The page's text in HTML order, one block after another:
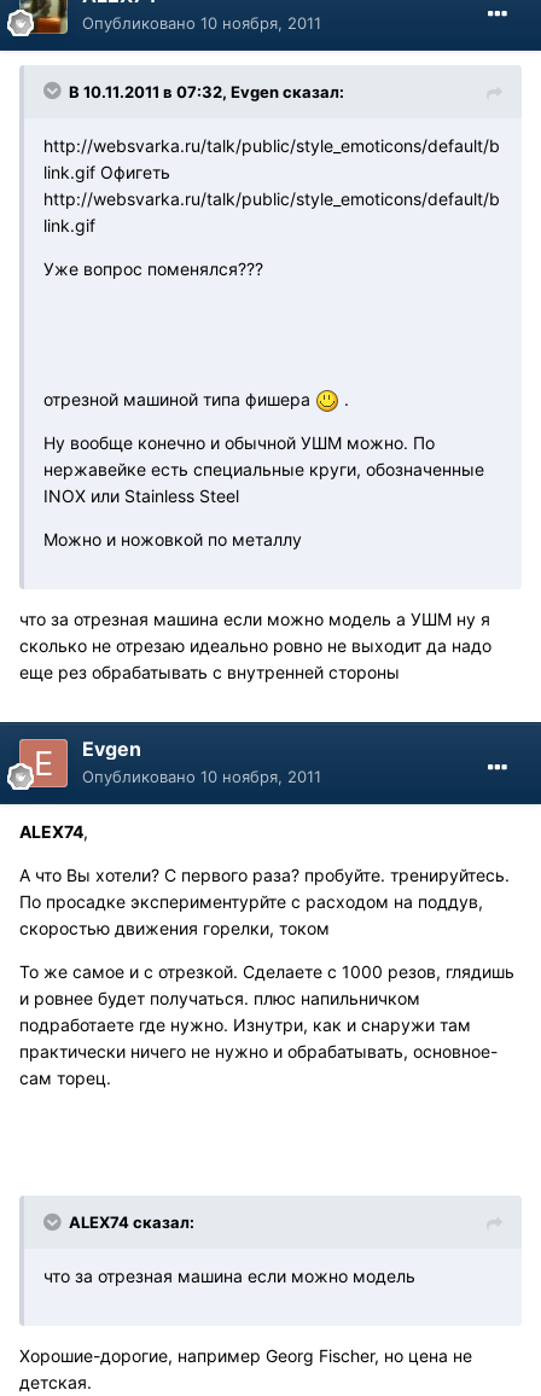
Опубликовано 10 ноября, 2011
В 10.11.2011 в 07:32, Evgen сказал:
http://websvarka.ru/talk/public/style_emoticons/default/b
link.gif Офигеть
http://websvarka.ru/talk/public/style_emoticons/default/b
link.gif
Уже вопрос поменялся???
отрезной машиной типа фишера .
Ну вообще конечно и обычной УШМ можно. По
нержавейке есть специальные круги, обозначенные
INOX или Stainless Steel
Можно и ножовкой по металлу
что за отрезная машина если можно модель а УШМ ну я
сколько не отрезаю идеально ровно не выходит да надо
еще рез обрабатывать с внутренней стороны
Evgen
Опубликовано 10 ноября, 2011
ALEX74,
А что Вы хотели? С первого раза? пробуйте. тренируйтесь.
По просадке экспериментурйте с расходом на поддув,
скоростью движения горелки, током
То же самое и с отрезкой. Сделаете с 1000 резов, глядишь
и ровнее будет получаться. плюс напильничком
подработаете где нужно. Изнутри, как и снаружи там
практически ничего не нужно и обрабатывать, основное-
сам торец.
ALEX74 сказал:
что за отрезная машина если можно модель
Хорошие-дорогие, например Georg Fischer, но цена не
детская.